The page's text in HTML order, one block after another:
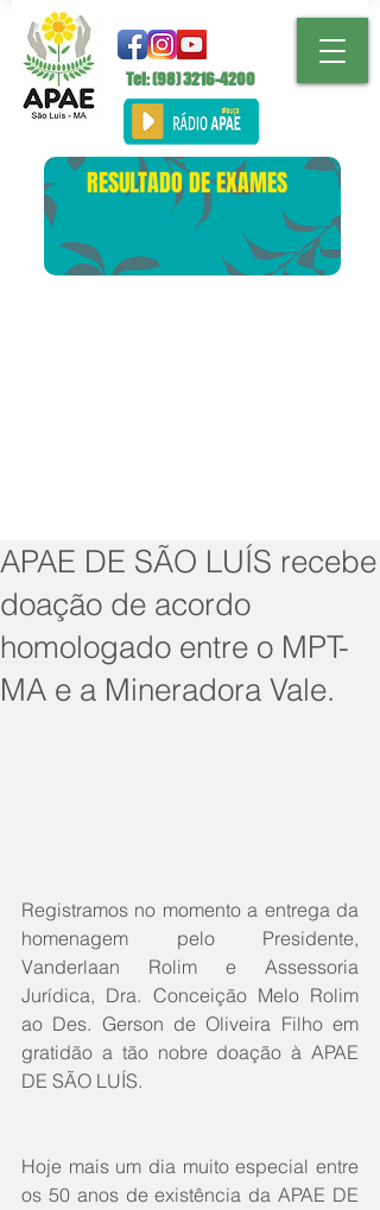
Tel: (98)3216-4200
RESULTADO DE EXAMES
APAE DE SÃO LUÍS recebe
doação de acordo
homologado entre o MPT-
MA e a Mineradora Vale.
Registramos no momento a entrega da
homenagem pelo Presidente,
Vanderlaan Rolim e Assessoria
Jurídica, Dra. Conceição Melo Rolim
ao Des. Gerson de Oliveira Filho em
gratidão a tão nobre doação à APAE
DE SÃO LUÍS.
Hoje mais um dia muito especial entre
os 50 anos de existência da APAE DE